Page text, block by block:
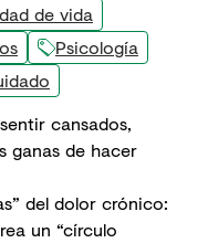
de vida
Psicología
cansados,
ganas de hacer
del dolor crónico:
un “círculo